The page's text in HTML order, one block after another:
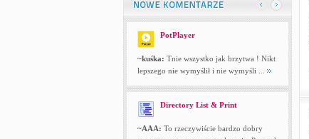
PotPlayer
~kuśka: Tnie wszystko jak brzytwa ! Nikt
lepszego nie wymyślił i nie wymyśli ...
Directory List & Print
~AAA: To rzeczywiście bardzo dobry